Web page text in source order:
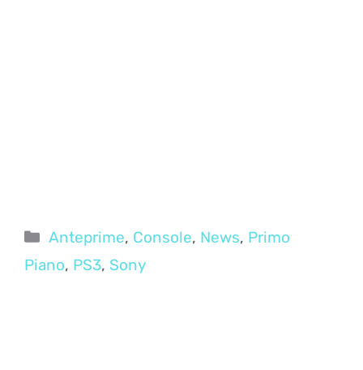
Categorie
Anteprime, Console, News, Primo
Piano, PS3, Sony